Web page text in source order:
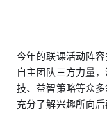
今年的联课活动阵
自主团队三方力量
技、益智策略等众
充分了解兴趣所向后